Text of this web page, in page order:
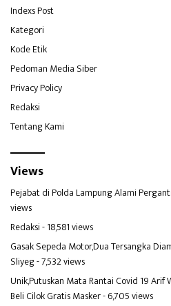
Indexs Post
Kategori
Kode Etik
Pedoman Media Siber
Privacy Policy
Redaksi
Tentang Kami
Views
Pejabat di Polda Lampung Alami
views
Redaksi- 18,581 views
Gasak Sepeda Motor,Dua Tersangka
Sliyeg- 7,532 views
Unik,Putuskan Mata Rantai Covid 19 Arif
Beli Cilok Gratis Masker- 6,705 views